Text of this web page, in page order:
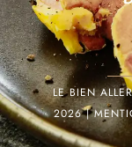
LE BIEN
2026 |